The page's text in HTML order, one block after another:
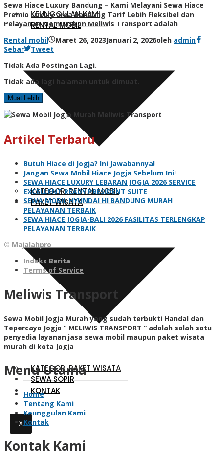
KEUNGGULAN KAMI
RENTAL MOBIL
KATEGORI RENTAL MOBIL
PAKET WISATA
KATEGORI PAKET WISATA
SEWA SOPIR
KONTAK
X
Sewa Hiace Luxury Bandung – Kami Melayani Sewa Hiace
Premio Luxury area Bandung Tarif Lebih Fleksibel dan
Pelayanan Memuaskan Meliwis Transport adalah
Rental mobil
Maret 26, 2023Januari 2, 2026oleh admin
Sebar
Tweet
Tidak Ada Postingan Lagi.
Tidak ada lagi halaman untuk dimuat.
Muat Lebih
Artikel Terbaru
Butuh Hiace di Jogja? Ini Jawabannya!
Jangan Sewa Mobil Hiace Jogja Sebelum Ini!
SEWA HIACE LUXURY LEBARAN JOGJA 2026 SERVICE
EXCELLENT READY PRESIDENT SUITE
SEWA MOBIL HYUNDAI HI BANDUNG MURAH
PELAYANAN TERBAIK
SEWA HIACE JOGJA-BALI 2026 FASILITAS TERLENGKAP
PELAYANAN TERBAIK
© Majalahpro
Indeks Berita
Terms of Service
Meliwis Transport
Sewa Mobil Jogja Murah yang sudah terbukti Handal dan
Tepercaya Jogja ” MELIWIS TRANSPORT “ adalah salah satu
penyedia layanan jasa sewa mobil maupun paket wisata
murah di kota Jogja
Menu Utama
Home
Tentang Kami
Keunggulan Kami
Kontak
Kontak Kami